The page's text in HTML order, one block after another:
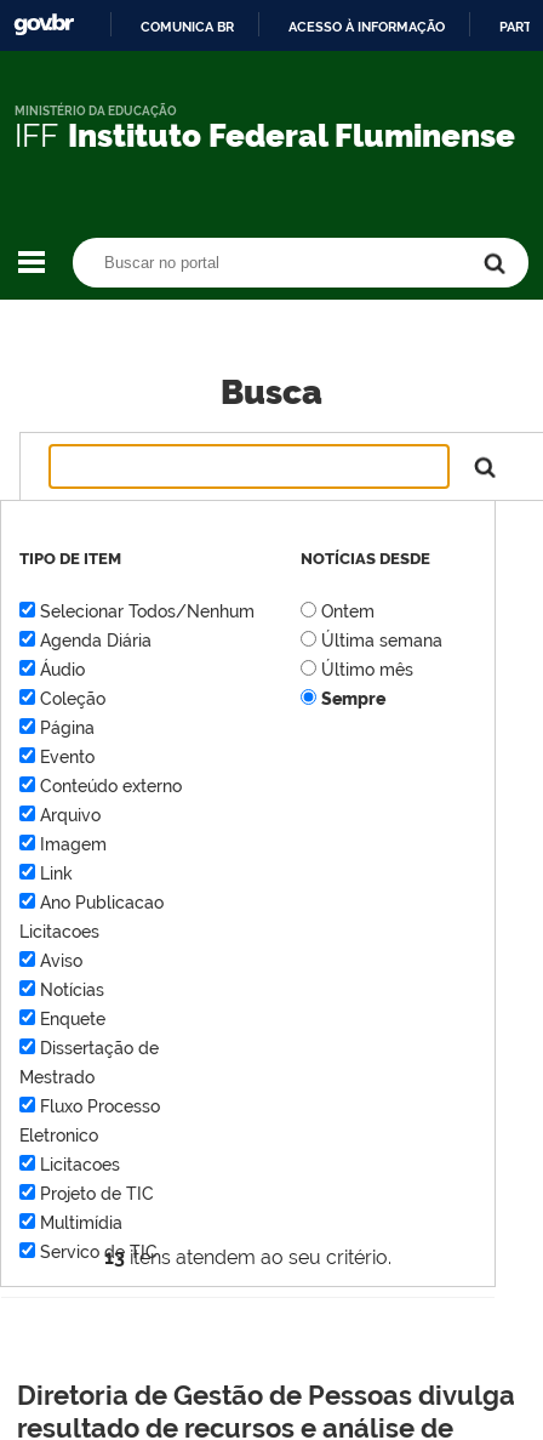
CONTEÚDO
COMUNICA BR ACESSO À INFORMAÇÃO
IFF Instituto Federal Fluminense
MINISTÉRIO DA EDUCAÇÃO
Busca
13 itens atendem ao seu critério.
TIPO DE ITEM
Selecionar Todos/Nenhum
Agenda Diária
Áudio
Coleção
Página
Evento
Conteúdo externo
Arquivo
Imagem
Link
Ano Publicacao
Licitacoes
Aviso
Notícias
Enquete
Dissertação de
Mestrado
Fluxo Processo
Eletronico
Licitacoes
Projeto de TIC
Multimídia
Servico de TIC
NOTÍCIAS DESDE
Ontem
Última semana
Último mês
Sempre
Diretoria de Gestão de Pessoas divulga
resultado de recursos e análise de